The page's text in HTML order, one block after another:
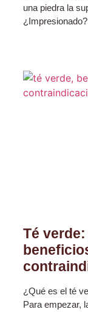
una piedra la
Té
¿Qué es el té
Para empezar,